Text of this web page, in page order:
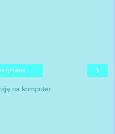
›
główna
na komputer